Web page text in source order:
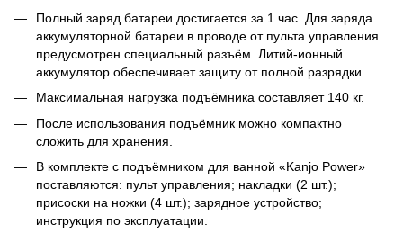
Полный заряд батареи достигается за 1 час. Для заряда
аккумуляторной батареи в проводе от пульта управления
предусмотрен специальный разъём. Литий-ионный
аккумулятор обеспечивает защиту от полной разрядки.
Максимальная нагрузка подъёмника составляет 140 кг.
После использования подъёмник можно компактно
сложить для хранения.
В комплекте с подъёмником для ванной «Kanjo Power»
поставляются: пульт управления; накладки (2 шт.);
присоски на ножки (4 шт.); зарядное устройство;
инструкция по эксплуатации.